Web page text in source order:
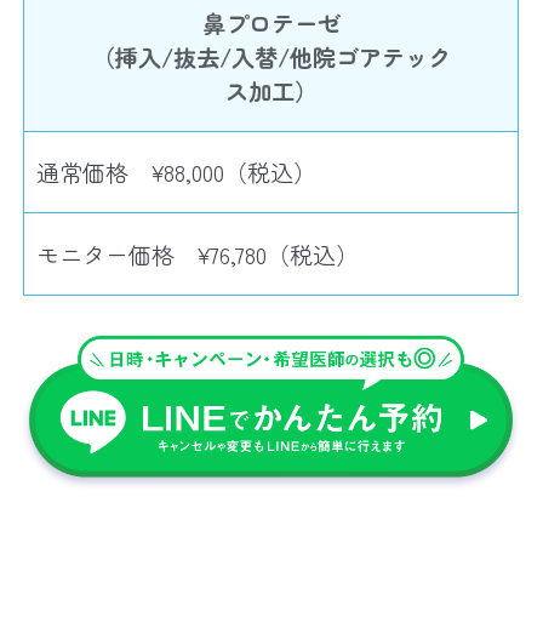
鼻プロテーゼ
（挿入/抜去/入替/他院ゴアテック
ス加工）
通常価格 ¥88,000（税込）
モニター価格 ¥76,780（税込）